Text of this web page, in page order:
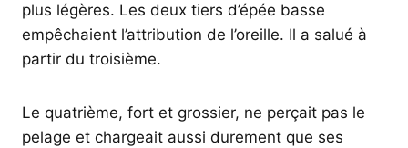
plus légères. Les deux tiers d’épée basse
empêchaient l’attribution de l’oreille. Il a salué à
partir du troisième.
Le quatrième, fort et grossier, ne perçait pas le
pelage et chargeait aussi durement que ses